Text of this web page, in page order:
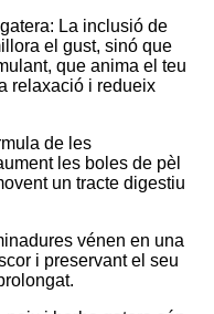
La inclusió de
el gust, sinó que
que anima el teu
relaxació i redueix
de les
les boles de pèl
un tracte digestiu
vénen en una
i preservant el seu